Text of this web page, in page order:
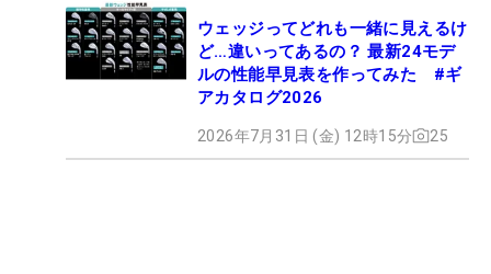
ウェッジってどれも一緒に見えるけ
ど…違いってあるの？ 最新24モデ
ルの性能早見表を作ってみた #ギ
アカタログ2026
2026年7月31日 (金) 12時15分 25